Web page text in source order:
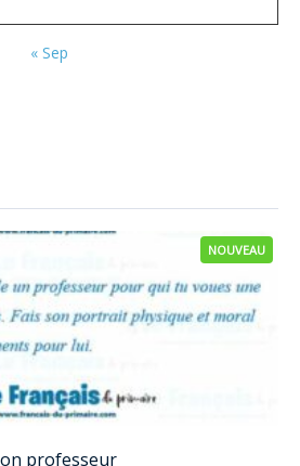
NOUVEAU
professeur
« Sep